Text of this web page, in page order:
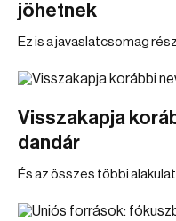
jöhetnek
Ez is a javaslatcsomag
Visszakapja
dandár
És az összes többi alakulat